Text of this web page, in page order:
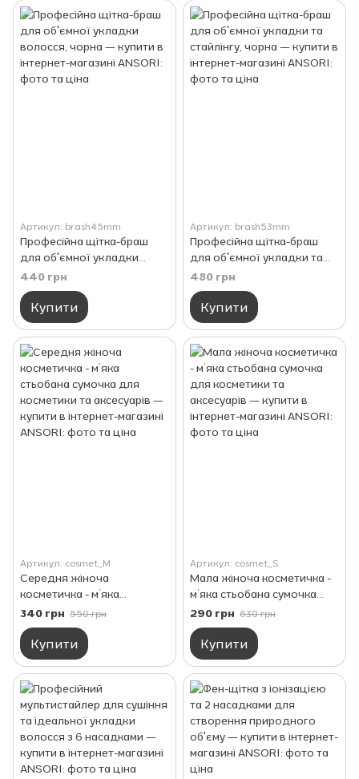
Артикул: brash45mm
Професійна щітка-браш
для об'ємної укладки
волосся, чорна
440 грн
Купити
Артикул: brash53mm
Професійна щітка-браш
для об'ємної укладки та
стайлінгу, чорна
480 грн
Купити
Артикул: cosmet_M
Середня жіноча
косметичка - м’яка
стьобана сумочка для
косметики та аксесуарів
340 грн 550 грн
Купити
Артикул: cosmet_S
Мала жіноча косметичка -
м’яка стьобана сумочка
для косметики та
аксесуарів
290 грн 630 грн
Купити